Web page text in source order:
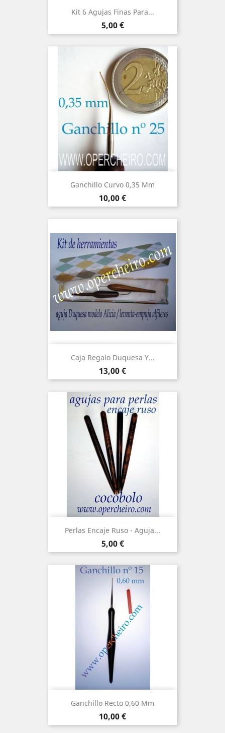
Kit 6 Agujas Finas Para...
Precio
5,00 €
Ganchillo Curvo 0,35 Mm
Precio
10,00 €
Caja Regalo Duquesa Y...
Precio
13,00 €
Perlas Encaje Ruso - Aguja...
Precio
5,00 €
Ganchillo Recto 0,60 Mm
Precio
10,00 €